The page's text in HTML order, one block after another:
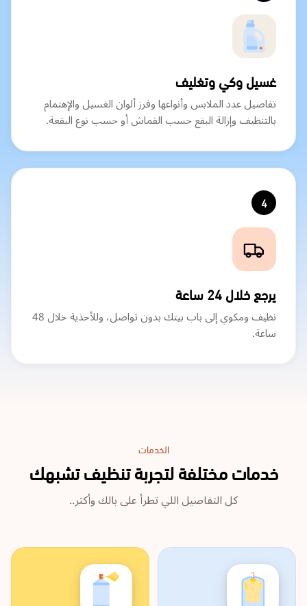
غسيل وكي وتغليف
تفاصيل عدد الملابس وأنواعها وفرز ألوان الغسيل والإهتمام
بالتنظيف وإزالة البقع حسب القماش أو حسب نوع البقعة.
4
يرجع خلال 24 ساعة
نظيف ومكوي إلى باب بيتك بدون تواصل، وللأحذية خلال 48
ساعة.
الخدمات
خدمات مختلفة لتجربة تنظيف تشبهك
كل التفاصيل اللي تطرأ على بالك وأكثر..